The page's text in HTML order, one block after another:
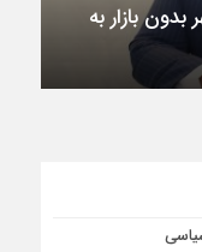
بازار به